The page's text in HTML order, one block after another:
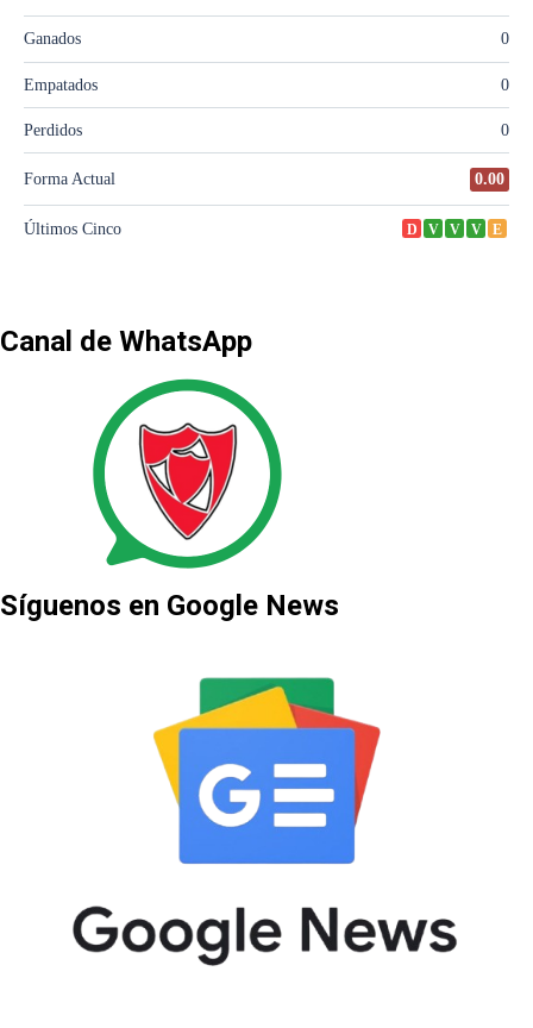
Canal de WhatsApp
Síguenos en Google News